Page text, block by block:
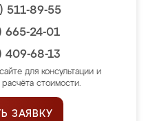
511-89-55
665-24-01
409-68-13
для консультации и
стоимости.
ЗАЯВКУ